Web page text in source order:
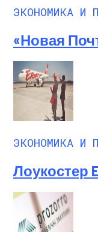
ЭКОНОМИКА И
«Новая
ЭКОНОМИКА И
Лоукостер